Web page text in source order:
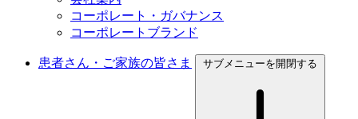
コーポレート・ガバナンス
コーポレートブランド
患者さん・ご家族の皆さま サブメニューを開閉する